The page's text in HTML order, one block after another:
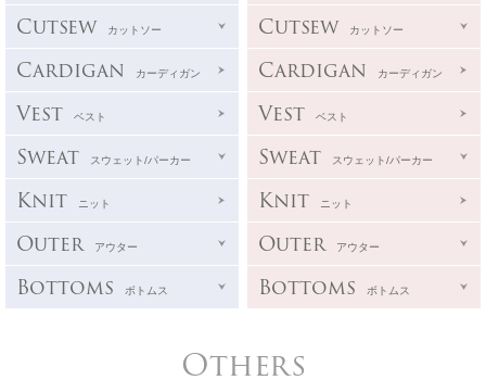
Cutsew カットソー
Cardigan カーディガン
Vest ベスト
Sweat スウェット/パーカー
Knit ニット
Outer アウター
Bottoms ボトムス
Cutsew カットソー
Cardigan カーディガン
Vest ベスト
Sweat スウェット/パーカー
Knit ニット
Outer アウター
Bottoms ボトムス
Others